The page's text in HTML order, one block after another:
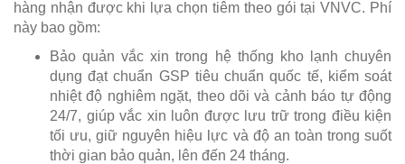
hàng nhận được khi lựa chọn tiêm theo gói tại VNVC. Phí
này bao gồm:
Bảo quản vắc xin trong hệ thống kho lạnh chuyên
dụng đạt chuẩn GSP tiêu chuẩn quốc tế, kiểm soát
nhiệt độ nghiêm ngặt, theo dõi và cảnh báo tự động
24/7, giúp vắc xin luôn được lưu trữ trong điều kiện
tối ưu, giữ nguyên hiệu lực và độ an toàn trong suốt
thời gian bảo quản, lên đến 24 tháng.